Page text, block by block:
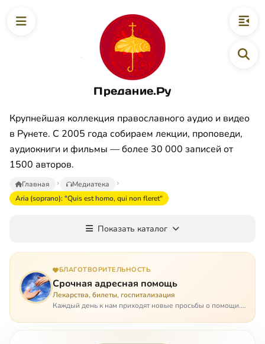
Предание.Ру
Крупнейшая коллекция православного аудио и видео
в Рунете. С 2005 года собираем лекции, проповеди,
аудиокниги и фильмы — более 30 000 записей от
1500 авторов.
Главная
Медиатека
Aria (soprano): "Quis est homo, qui non fleret"
Показать каталог
БЛАГОТВОРИТЕЛЬНОСТЬ
Срочная адресная помощь
Лекарства, билеты, госпитализация
Каждый день к нам приходят новые просьбы о помощи.
она нужна была вчера: в приеме лекарств образовался